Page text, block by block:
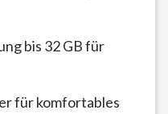
bis 32 GB für
für komfortables